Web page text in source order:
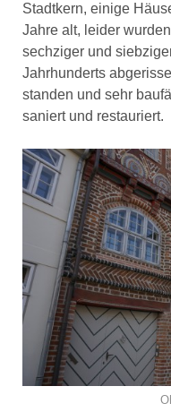
Stadtkern, einige
Jahre alt, leider
sechziger und
Jahrhunderts
standen und sehr
saniert und restauriert.